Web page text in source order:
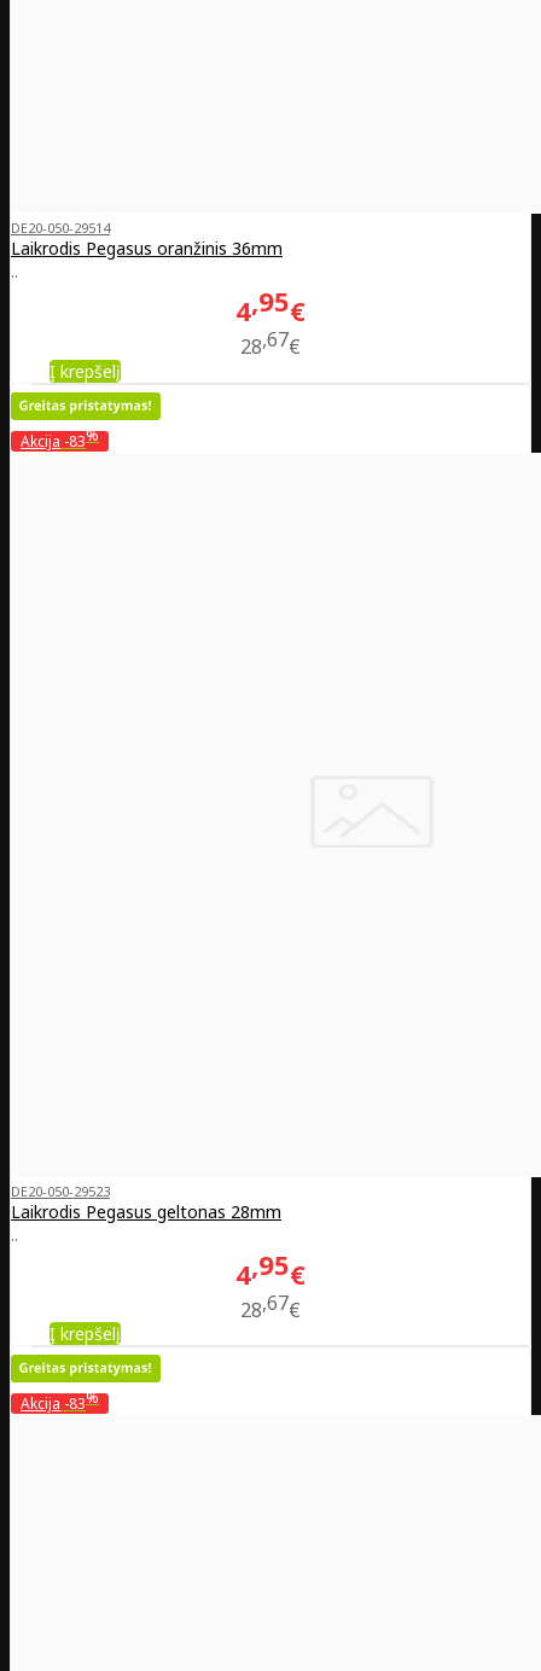
DE20-050-29514
Laikrodis Pegasus oranžinis 36mm
..
4 95€
28 67€
Į krepšelį
Akcija -83%
DE20-050-29523
Laikrodis Pegasus geltonas 28mm
..
4 95€
28 67€
Į krepšelį
Akcija -83%